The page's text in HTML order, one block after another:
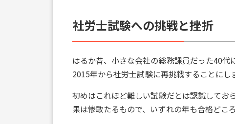
社労士試験への挑戦と挫折
はるか昔、小さな会社の総務課員だった40代
2015年から社労士試験に再挑戦することにし
初めはこれほど難しい試験だとは認識してお
果は惨敢たるもので、いずれの年も合格どこ